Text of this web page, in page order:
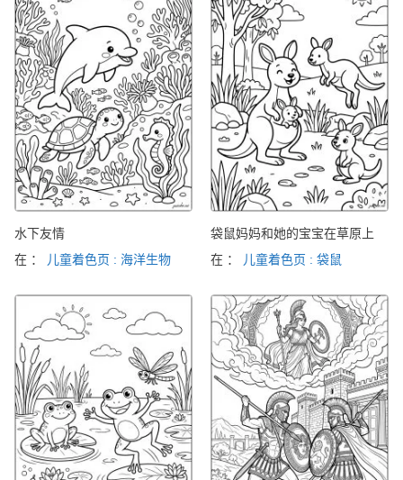
水下友情
在 ：
儿童着色页 : 海洋生物
袋鼠妈妈和她的宝宝在草原上
在 ：
儿童着色页 : 袋鼠